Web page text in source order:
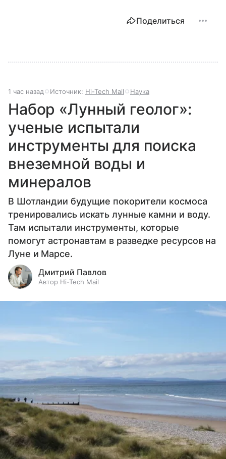
Поделиться
1 час назад Источник: Hi-Tech Mail Наука
Набор «Лунный геолог»:
ученые испытали
инструменты для поиска
внеземной воды и
минералов
В Шотландии будущие покорители космоса
тренировались искать лунные камни и воду.
Там испытали инструменты, которые
помогут астронавтам в разведке ресурсов на
Луне и Марсе.
Дмитрий Павлов
Автор Hi-Tech Mail